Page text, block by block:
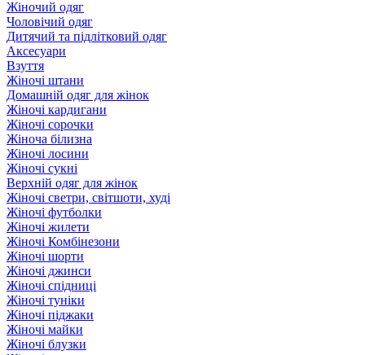
Жіночий одяг
Чоловічий одяг
Дитячий та підлітковий одяг
Аксесуари
Взуття
Жіночі штани
Домашній одяг для жінок
Жіночі кардигани
Жіночі сорочки
Жіноча білизна
Жіночі лосини
Жіночі сукні
Верхній одяг для жінок
Жіночі светри, світшоти, худі
Жіночі футболки
Жіночі жилети
Жіночі Комбінезони
Жіночі шорти
Жіночі джинси
Жіночі спідниці
Жіночі туніки
Жіночі піджаки
Жіночі майки
Жіночі блузки